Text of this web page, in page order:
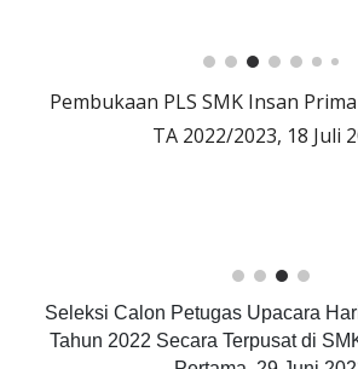
Pembukaan PLS SMK Insan
TA 2022/2023, 18 Juli
Seleksi Calon Petugas Upacara
Tahun 2022 Secara Terpusat di